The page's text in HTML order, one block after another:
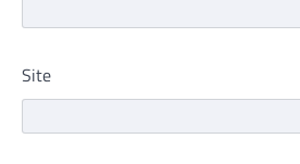
Site